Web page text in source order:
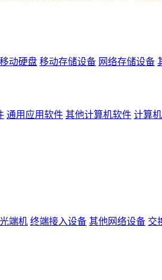
移动硬盘 移动存储设备 网络存储设备
通用应用软件 其他计算机软件 计算
光端机 终端接入设备 其他网络设备 交